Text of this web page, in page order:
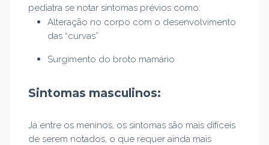
pediatra se notar sintomas prévios como:
Alteração no corpo com o desenvolvimento
das “curvas”
Surgimento do broto mamário
Sintomas masculinos:
Já entre os meninos, os sintomas são mais difíceis
de serem notados, o que requer ainda mais